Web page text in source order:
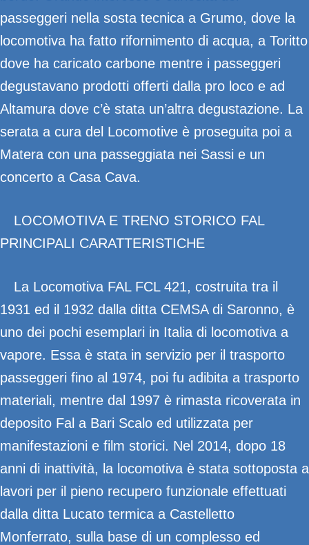
passeggeri nella sosta tecnica a Grumo, dove la
locomotiva ha fatto rifornimento di acqua, a Toritto
dove ha caricato carbone mentre i passeggeri
degustavano prodotti offerti dalla pro loco e ad
Altamura dove c’è stata un’altra degustazione. La
serata a cura del Locomotive è proseguita poi a
Matera con una passeggiata nei Sassi e un
concerto a Casa Cava.
LOCOMOTIVA E TRENO STORICO FAL
PRINCIPALI CARATTERISTICHE
La Locomotiva FAL FCL 421, costruita tra il
1931 ed il 1932 dalla ditta CEMSA di Saronno, è
uno dei pochi esemplari in Italia di locomotiva a
vapore. Essa è stata in servizio per il trasporto
passeggeri fino al 1974, poi fu adibita a trasporto
materiali, mentre dal 1997 è rimasta ricoverata in
deposito Fal a Bari Scalo ed utilizzata per
manifestazioni e film storici. Nel 2014, dopo 18
anni di inattività, la locomotiva è stata sottoposta a
lavori per il pieno recupero funzionale effettuati
dalla ditta Lucato termica a Castelletto
Monferrato, sulla base di un complesso ed